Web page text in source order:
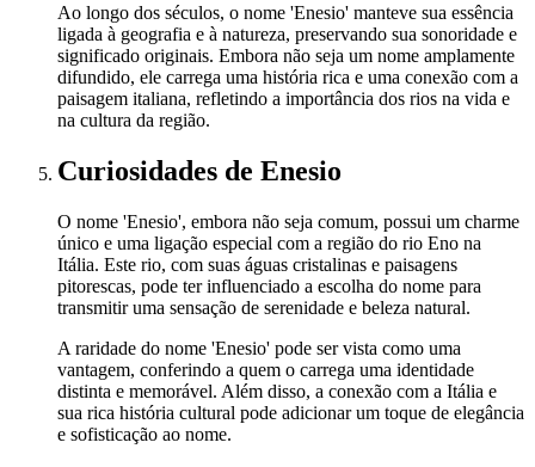
Ao longo dos séculos, o nome 'Enesio' manteve sua essência
ligada à geografia e à natureza, preservando sua sonoridade e
significado originais. Embora não seja um nome amplamente
difundido, ele carrega uma história rica e uma conexão com a
paisagem italiana, refletindo a importância dos rios na vida e
na cultura da região.
Curiosidades de Enesio
O nome 'Enesio', embora não seja comum, possui um charme
único e uma ligação especial com a região do rio Eno na
Itália. Este rio, com suas águas cristalinas e paisagens
pitorescas, pode ter influenciado a escolha do nome para
transmitir uma sensação de serenidade e beleza natural.
A raridade do nome 'Enesio' pode ser vista como uma
vantagem, conferindo a quem o carrega uma identidade
distinta e memorável. Além disso, a conexão com a Itália e
sua rica história cultural pode adicionar um toque de elegância
e sofisticação ao nome.